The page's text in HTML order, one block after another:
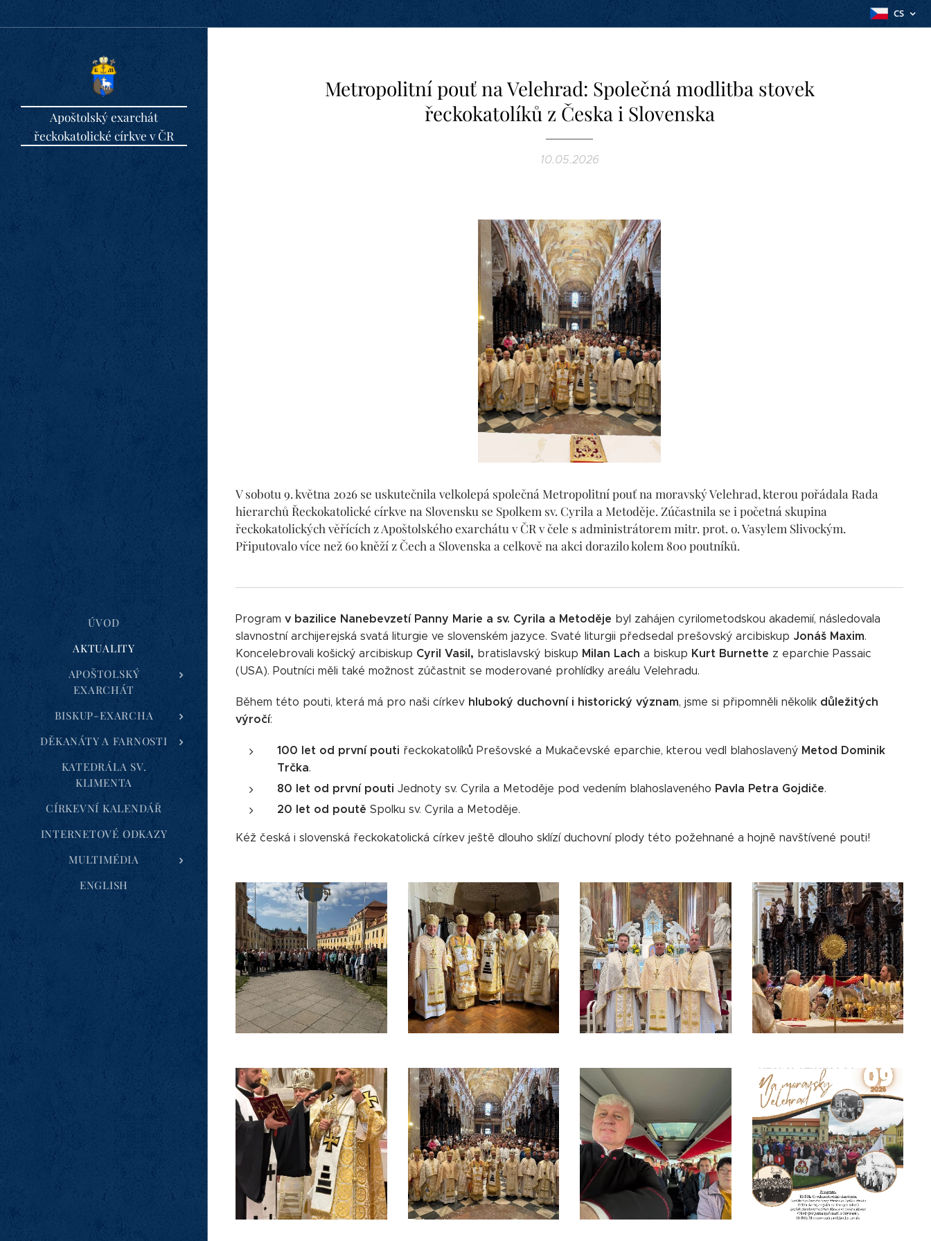
CS
Apoštolský exarchát
řeckokatolické církve v ČR
ÚVOD
AKTUALITY
APOŠTOLSKÝ
EXARCHÁT
BISKUP-EXARCHA
DĚKANÁTY A FARNOSTI
KATEDRÁLA SV.
KLIMENTA
CÍRKEVNÍ KALENDÁŘ
INTERNETOVÉ ODKAZY
MULTIMÉDIA
ENGLISH
Metropolitní pouť na Velehrad: Společná modlitba stovek
řeckokatolíků z Česka i Slovenska
10.05.2026
V sobotu 9. května 2026 se uskutečnila velkolepá společná Metropolitní pouť na moravský Velehrad, kterou pořádala Rada
hierarchů Řeckokatolické církve na Slovensku se Spolkem sv. Cyrila a Metoděje. Zúčastnila se i početná skupina
řeckokatolických věřících z Apoštolského exarchátu v ČR v čele s administrátorem mitr. prot. o. Vasylem Slivockým.
Připutovalo více než 60 kněží z Čech a Slovenska a celkově na akci dorazilo kolem 800 poutníků.
Program v bazilice Nanebevzetí Panny Marie a sv. Cyrila a Metoděje byl zahájen cyrilometodskou akademií, následovala
slavnostní archijerejská svatá liturgie ve slovenském jazyce. Svaté liturgii předsedal prešovský arcibiskup Jonáš Maxim.
Koncelebrovali košický arcibiskup Cyril Vasil, bratislavský biskup Milan Lach a biskup Kurt Burnette z eparchie Passaic
(USA). Poutníci měli také možnost zúčastnit se moderované prohlídky areálu Velehradu.
Během této pouti, která má pro naši církev hluboký duchovní i historický význam, jsme si připomněli několik důležitých
výročí:
100 let od první pouti řeckokatolíků Prešovské a Mukačevské eparchie, kterou vedl blahoslavený Metod Dominik
Trčka.
80 let od první pouti Jednoty sv. Cyrila a Metoděje pod vedením blahoslaveného Pavla Petra Gojdiče.
20 let od poutě Spolku sv. Cyrila a Metoděje.
Kéž česká i slovenská řeckokatolická církev ještě dlouho sklízí duchovní plody této požehnané a hojně navštívené pouti!